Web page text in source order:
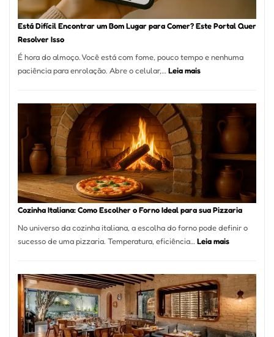
Paulo
Está Difícil Encontrar um Bom Lugar para Comer? Este Portal Quer
Resolver Isso
É hora do almoço. Você está com fome, pouco tempo e nenhuma
paciência para enrolação. Abre o celular,… Leia mais:
Encontrar
um
Lugar
para
Comer?
Este
Portal
Resolver
Isso
Cozinha Italiana: Como Escolher o Forno Ideal para sua Pizzaria
No universo da cozinha italiana, a escolha do forno pode definir o
sucesso de uma pizzaria. Temperatura, eficiência… Leia mais:
Como
Escolher
o
Forno
Ideal